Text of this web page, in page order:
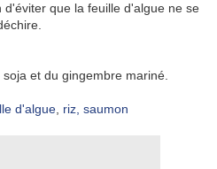
que la feuille d'algue ne se
et du gingembre mariné.
d'algue, riz, saumon